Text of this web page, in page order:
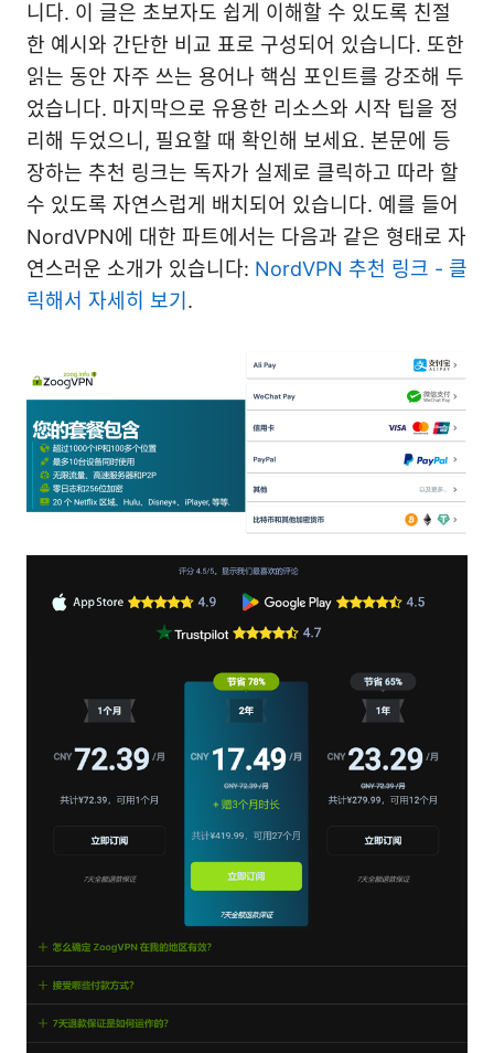
니다. 이 글은 초보자도 쉽게 이해할 수 있도록 친절
한 예시와 간단한 비교 표로 구성되어 있습니다. 또한
읽는 동안 자주 쓰는 용어나 핵심 포인트를 강조해 두
었습니다. 마지막으로 유용한 리소스와 시작 팁을 정
리해 두었으니, 필요할 때 확인해 보세요. 본문에 등
장하는 추천 링크는 독자가 실제로 클릭하고 따라 할
수 있도록 자연스럽게 배치되어 있습니다. 예를 들어
NordVPN에 대한 파트에서는 다음과 같은 형태로 자
연스러운 소개가 있습니다: NordVPN 추천 링크 - 클
릭해서 자세히 보기 .